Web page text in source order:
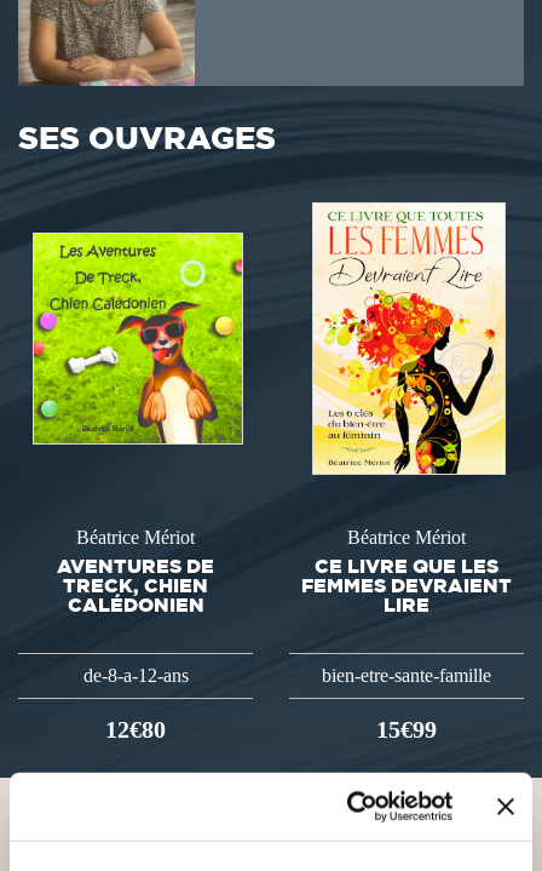
SES OUVRAGES
Béatrice Mériot
AVENTURES DE
TRECK, CHIEN
CALÉDONIEN
de-8-a-12-ans
12€80
Béatrice Mériot
CE LIVRE QUE LES
FEMMES DEVRAIENT
LIRE
bien-etre-sante-famille
15€99